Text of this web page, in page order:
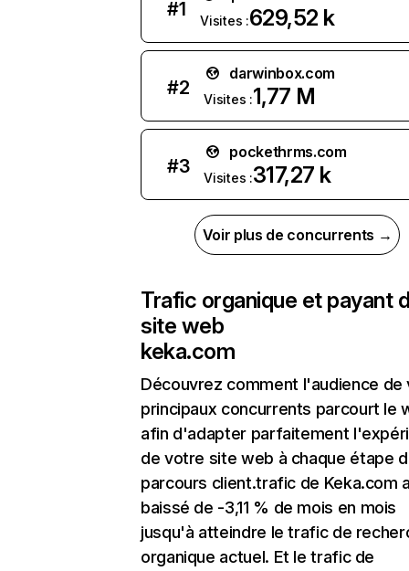
#1
Visites :629,52 k
#2
darwinbox.com
Visites :1,77 M
#3
pockethrms.com
Visites :317,27 k
Voir plus de concurrents →
Trafic organique et payant
site web
keka.com
Découvrez comment l'audience de
principaux concurrents parcourt le
afin d'adapter parfaitement
de votre site web à chaque étape
parcours client.trafic de Keka.com
baissé de -3,11 % de mois en mois
jusqu'à atteindre le trafic de
organique actuel. Et le trafic de